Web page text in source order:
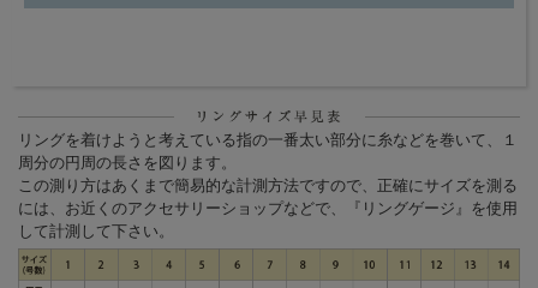
リングを着けようと考えている指の一番太い部分に糸などを巻いて、１
周分の円周の長さを図ります。
この測り方はあくまで簡易的な計測方法ですので、正確にサイズを測る
には、お近くのアクセサリーショップなどで、『リングゲージ』を使用
して計測して下さい。